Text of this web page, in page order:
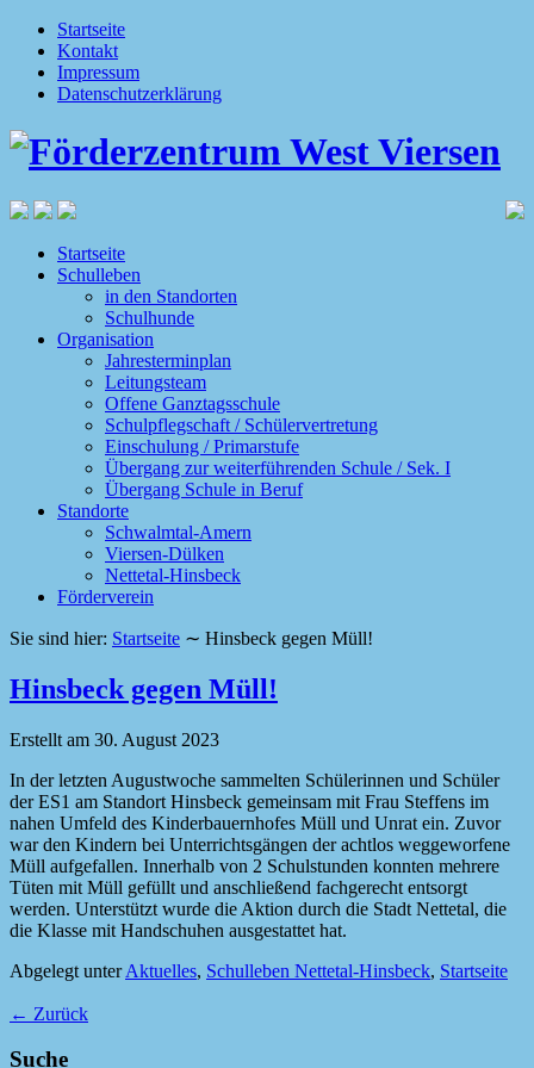
Startseite
Kontakt
Impressum
Datenschutzerklärung
Startseite
Schulleben
in den Standorten
Schulhunde
Organisation
Jahresterminplan
Leitungsteam
Offene Ganztagsschule
Schulpflegschaft / Schülervertretung
Einschulung / Primarstufe
Übergang zur weiterführenden Schule / Sek. I
Übergang Schule in Beruf
Standorte
Schwalmtal-Amern
Viersen-Dülken
Nettetal-Hinsbeck
Förderverein
Sie sind hier: Startseite ∼ Hinsbeck gegen Müll!
Hinsbeck gegen Müll!
Erstellt am 30. August 2023
In der letzten Augustwoche sammelten Schülerinnen und Schüler
der ES1 am Standort Hinsbeck gemeinsam mit Frau Steffens im
nahen Umfeld des Kinderbauernhofes Müll und Unrat ein. Zuvor
war den Kindern bei Unterrichtsgängen der achtlos weggeworfene
Müll aufgefallen. Innerhalb von 2 Schulstunden konnten mehrere
Tüten mit Müll gefüllt und anschließend fachgerecht entsorgt
werden. Unterstützt wurde die Aktion durch die Stadt Nettetal, die
die Klasse mit Handschuhen ausgestattet hat.
Abgelegt unterAktuelles, Schulleben Nettetal-Hinsbeck, Startseite
← Zurück
Suche